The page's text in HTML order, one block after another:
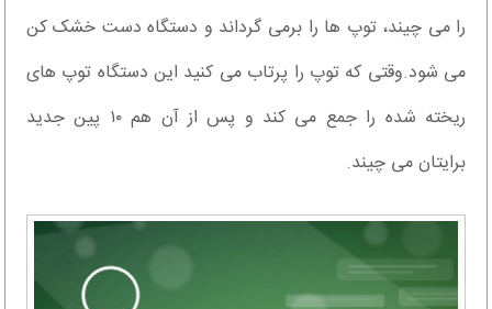
را می چیند، توپ ها را برمی گرداند و دستگاه دست خشک کن
می شود.وقتی که توپ را پرتاب می کنید این دستگاه توپ های
ریخته شده را جمع می کند و پس از آن هم ۱۰ پین جدید
برایتان می چیند.